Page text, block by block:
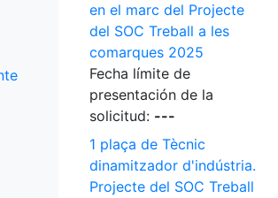
en el marc del Projecte
del SOC Treball a les
comarques 2025
Fecha límite de
presentación de la
solicitud: ---
1 plaça de Tècnic
dinamitzador d'indústria.
Projecte del SOC Treball